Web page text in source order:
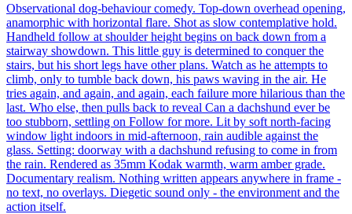
Observational dog-behaviour comedy. Top-down overhead opening,
anamorphic with horizontal flare. Shot as slow contemplative hold.
Handheld follow at shoulder height begins on back down from a
stairway showdown. This little guy is determined to conquer the
stairs, but his short legs have other plans. Watch as he attempts to
climb, only to tumble back down, his paws waving in the air. He
tries again, and again, and again, each failure more hilarious than the
last. Who else, then pulls back to reveal Can a dachshund ever be
too stubborn, settling on Follow for more. Lit by soft north-facing
window light indoors in mid-afternoon, rain audible against the
glass. Setting: doorway with a dachshund refusing to come in from
the rain. Rendered as 35mm Kodak warmth, warm amber grade.
Documentary realism. Nothing written appears anywhere in frame -
no text, no overlays. Diegetic sound only - the environment and the
action itself.